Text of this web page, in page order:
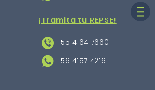
¡Tramita tu REPSE!
55 4164 7660
56 4157 4216